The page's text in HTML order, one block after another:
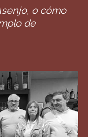
o cómo
de